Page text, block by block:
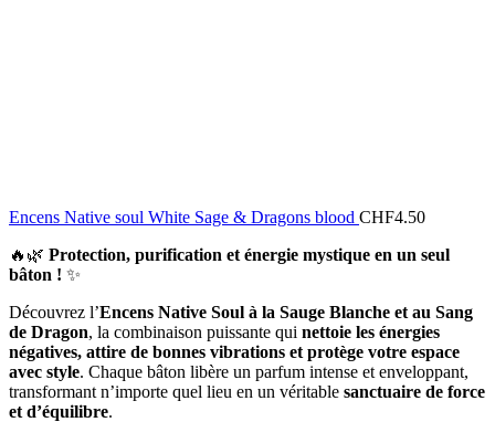
Encens Native soul White Sage & Dragons blood CHF4.50
🔥🌿 Protection, purification et énergie mystique en un seul
bâton ! ✨
Découvrez l’Encens Native Soul à la Sauge Blanche et au Sang
de Dragon, la combinaison puissante qui nettoie les énergies
négatives, attire de bonnes vibrations et protège votre espace
avec style. Chaque bâton libère un parfum intense et enveloppant,
transformant n’importe quel lieu en un véritable sanctuaire de force
et d’équilibre.